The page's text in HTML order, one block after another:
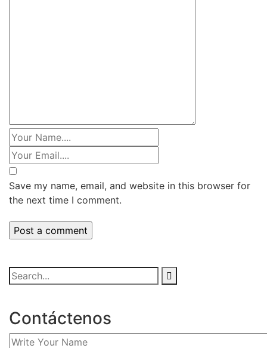
Save my name, email, and website in this browser for
the next time I comment.
Contáctenos